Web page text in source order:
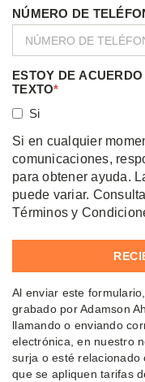
NÚMERO DE
ESTOY DE
TEXTO*
Si
Si en cualquier
comunicaciones,
para obtener ayuda.
puede variar.
Términos y
Al enviar este
grabado por Adamson
llamando o enviando
electrónica, en nuestro
surja o esté relacionado
que se apliquen tarifas